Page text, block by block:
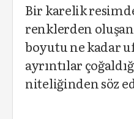
Bir karelik
renklerden
boyutu ne kadar
ayrıntılar
niteliğinden söz